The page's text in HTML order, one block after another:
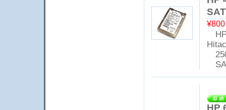
HP
HP